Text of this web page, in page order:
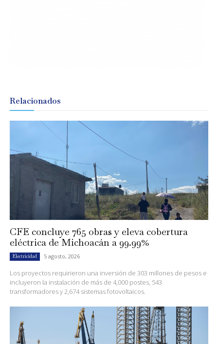
Relacionados
CFE concluye 765 obras y eleva cobertura
eléctrica de Michoacán a 99.99%
Electricidad 5 agosto, 2026
Los proyectos requirieron una inversión de 303 millones de pesos e
incluyeron la instalación de más de 4,000 postes, 543
transformadores y 2,674 sistemas fotovoltaicos.